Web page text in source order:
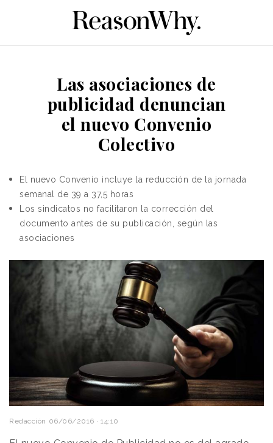
Las asociaciones de
publicidad denuncian
el nuevo Convenio
Colectivo
El
nuevo Convenio incluye la reducción de la jornada
semanal de 39 a 37,5 horas
Los sindicatos no facilitaron la corrección del
documento antes de su publicación, según las
asociaciones
Redacción 06/06/2016 · 14:10